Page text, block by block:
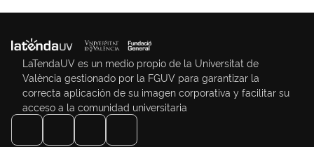
LaTendaUV es un medio propio de la Universitat de
València gestionado por la FGUV para garantizar la
correcta aplicación de su imagen corporativa y facilitar su
acceso a la comunidad universitaria